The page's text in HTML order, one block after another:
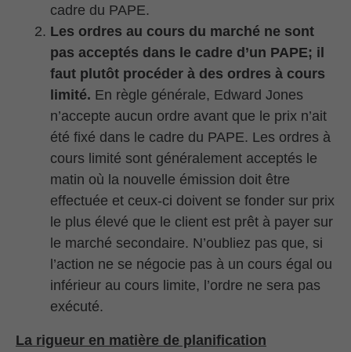
cadre du PAPE.
Les ordres au cours du marché ne sont
pas acceptés dans le cadre d’un PAPE; il
faut plutôt procéder à des ordres à cours
limité. En règle générale, Edward Jones
n’accepte aucun ordre avant que le prix n’ait
été fixé dans le cadre du PAPE. Les ordres à
cours limité sont généralement acceptés le
matin où la nouvelle émission doit être
effectuée et ceux-ci doivent se fonder sur prix
le plus élevé que le client est prêt à payer sur
le marché secondaire. N’oubliez pas que, si
l’action ne se négocie pas à un cours égal ou
inférieur au cours limite, l’ordre ne sera pas
exécuté.
La rigueur en matière de planification